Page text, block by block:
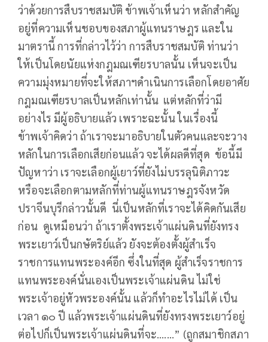
ว่าด้วยการสืบราชสมบัติ ข้าพเจ้าเห็นว่า หลักสำคัญ
อยู่ที่ความเห็นชอบของสภาผู้แทนราษฎร และใน
มาตรานี้ การที่กล่าวไว้ว่า การสืบราชสมบัติ ท่านว่า
ให้เป็นโดยนัยแห่งกฎมณเฑียรบาลนั้น เห็นจะเป็น
ความมุ่งหมายที่จะให้สภาฯดำเนินการเลือกโดยอาศัย
กฎมณเฑียรบาลเป็นหลักเท่านั้น แต่หลักที่ว่ามี
อย่างไร มีผู้อธิบายแล้ว เพราะฉะนั้น ในเรื่องนี้
ข้าพเจ้าคิดว่า ถ้าเราจะมาอธิบายในตัวคนและจะวาง
หลักในการเลือกเสียก่อนแล้ว จะได้ผลดีที่สุด ข้อนี้มี
ปัญหาว่า เราจะเลือกผู้เยาว์ที่ยังไม่บรรลุนิติภาวะ
หรือจะเลือกตามหลักที่ท่านผู้แทนราษฎรจังหวัด
ปราจีนบุรีกล่าวนั้นดี นี่เป็นหลักที่เราจะได้คิดกันเสีย
ก่อน ดูเหมือนว่า ถ้าเราตั้งพระเจ้าแผ่นดินที่ยังทรง
พระเยาว์เป็นกษัตริย์แล้ว ยังจะต้องตั้งผู้สำเร็จ
ราชการแทนพระองค์อีก ซึ่งในที่สุด ผู้สำเร็จราชการ
แทนพระองค์นั่นเองเป็นพระเจ้าแผ่นดิน ไม่ใช่
พระเจ้าอยู่หัวพระองค์นั้น แล้วก็ทำอะไรไม่ได้ เป็น
เวลา ๑๐ ปี แล้วพระเจ้าแผ่นดินที่ยังทรงพระเยาว์อยู่
ต่อไปก็เป็นพระเจ้าแผ่นดินที่จะ.......” (ถูกสมาชิกสภา